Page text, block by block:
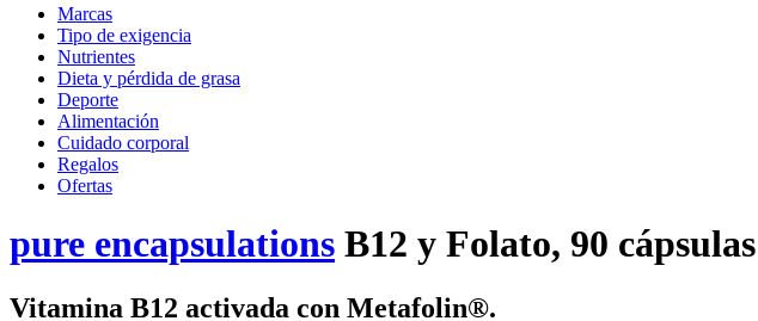
Marcas
Tipo de exigencia
Nutrientes
Dieta y pérdida de grasa
Deporte
Alimentación
Cuidado corporal
Regalos
Ofertas
pure encapsulations B12 y Folato, 90 cápsulas
Vitamina B12 activada con Metafolin®.